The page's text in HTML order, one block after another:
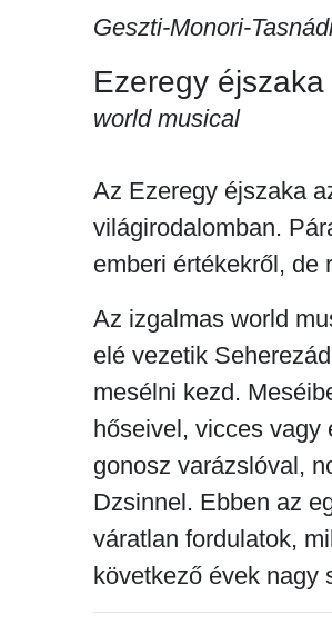
Geszti-Monori-
Ezeregy éjszaka
world musical
Az Ezeregy éjszaka
világirodalomban.
emberi értékekről, de
Az izgalmas world
elé vezetik
mesélni kezd.
hőseivel, vicces vagy
gonosz varázslóval,
Dzsinnel. Ebben az
váratlan fordulatok,
következő évek nagy